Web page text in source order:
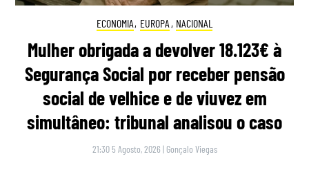
ECONOMIA, EUROPA , NACIONAL
Mulher obrigada a devolver 18.123€ à
Segurança Social por receber pensão
social de velhice e de viuvez em
simultâneo: tribunal analisou o caso
21:30 5 Agosto, 2026 | Gonçalo Viegas